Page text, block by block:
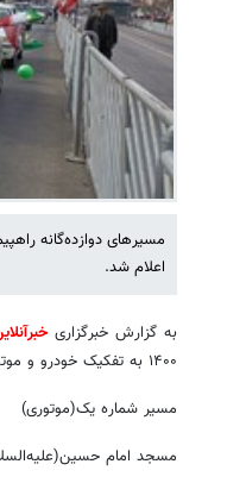
اعلام شد.
به گزارش خبرگزاری
۱۴۰۰ به تفکیک خودرو و موتورسیکلت، به سوی میدان آزادی به شرح زیر است:
مسیر شماره یک(موتوری)
مسجد امام